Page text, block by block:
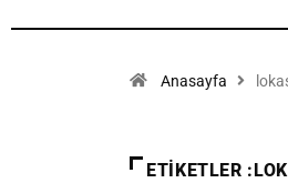
Anasayfa
ETIKETLER